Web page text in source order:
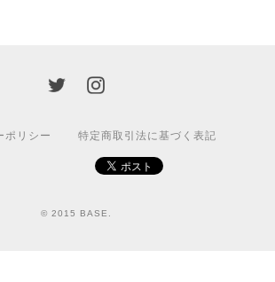
ポリシー 特定商取引法に基づく表記
© 2015 BASE.